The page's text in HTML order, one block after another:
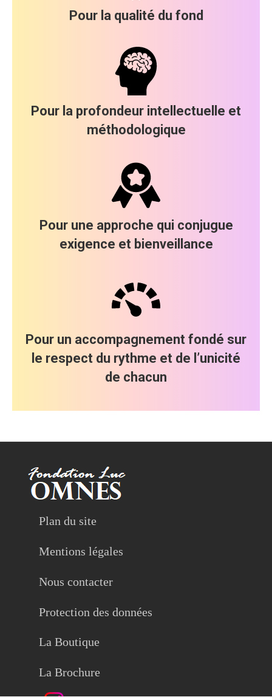
Pour la qualité du fond
Pour la profondeur intellectuelle et
méthodologique
Pour une approche qui conjugue
exigence et bienveillance
Pour un accompagnement fondé sur
le respect du rythme et de l’unicité
de chacun
Plan du site
Mentions légales
Nous contacter
Protection des données
La Boutique
La Brochure